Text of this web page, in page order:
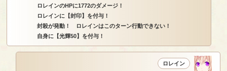
ロレインのHPに1772のダメージ！
ロレインに【封印】を付与！
封殺が発動！ ロレインはこのターン行動できない！
自身に【光輝50】を付与！
ロレイン